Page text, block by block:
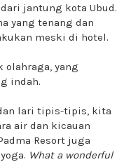
jantung kota Ubud.
yang tenang dan
meski di hotel.
olahraga, yang
indah.
lari tipis-tipis, kita
air dan kicauan
Resort juga
What a wonderful